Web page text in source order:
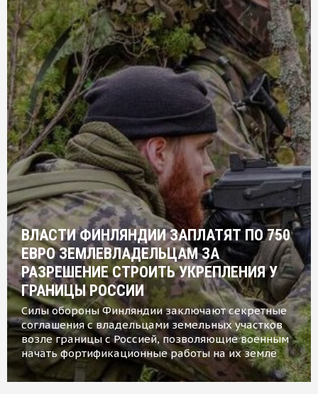
ВЛАСТИ ФИНЛЯНДИИ ЗАПЛАТЯТ ПО 750
ЕВРО ЗЕМЛЕВЛАДЕЛЬЦАМ ЗА
РАЗРЕШЕНИЕ СТРОИТЬ УКРЕПЛЕНИЯ У
ГРАНИЦЫ РОССИИ
Силы обороны Финляндии заключают секретные
соглашения с владельцами земельных участков
возле границы с Россией, позволяющие военным
начать фортификационные работы на их земле